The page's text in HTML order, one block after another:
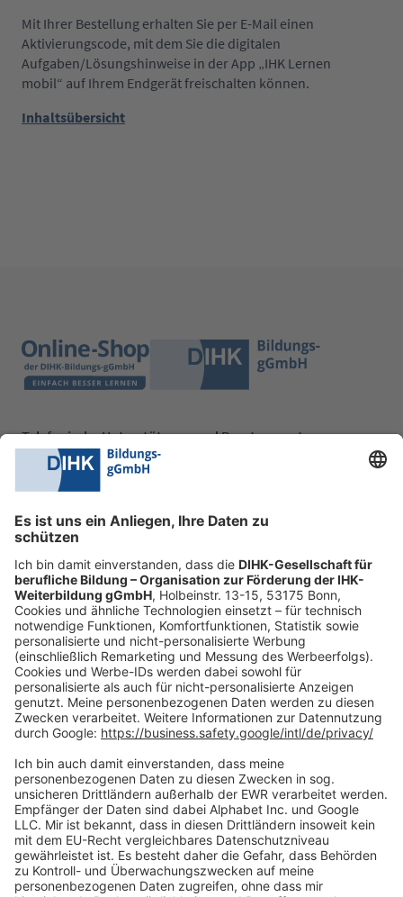
Mit Ihrer Bestellung erhalten Sie per E-Mail einen
Aktivierungscode, mit dem Sie die digitalen
Aufgaben/Lösungshinweise in der App „IHK Lernen
mobil“ auf Ihrem Endgerät freischalten können.
Inhaltsübersicht
Telefonische Unterstützung und Beratung unter:
0228 6205 205
Fr.:
09:00-14:00 Uhr
shop@dihk-bildung.shop
Vertrag widerrufen
Zahlungsarten
Social Media
Oft Gesucht